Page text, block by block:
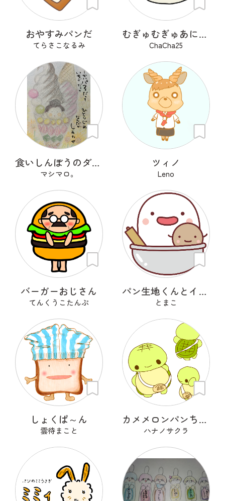
おやすみパンだ
てらさこなるみ
むぎゅむぎゅあにまる
ChaCha25
食いしんぼうのダブルさん
マシマロ。
ツィノ
Leno
バーガーおじさん
てんくうこたんぷ
パン生地くんとイーストくん
とまこ
しょくぱ～ん
雲待まこと
カメメロンパンちゃん
ハナノサクラ